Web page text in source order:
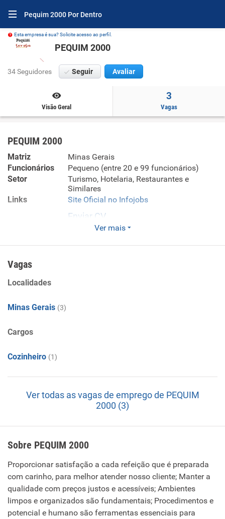
Pequim 2000 Por Dentro
Esta empresa é sua? Solicite acesso ao perfil.
PEQUIM 2000
34 Seguidores Seguir Avaliar
Visão Geral
3
Vagas
PEQUIM 2000
Matriz
Minas Gerais
Funcionários
Pequeno (entre 20 e 99 funcionários)
Setor
Turismo, Hotelaria, Restaurantes e
Similares
Links
Site Oficial no Infojobs
Enviar CV
Ver mais
Vagas
Localidades
Minas Gerais (3)
Cargos
Cozinheiro (1)
Ver todas as vagas de emprego de PEQUIM
2000 (3)
Sobre PEQUIM 2000
Proporcionar satisfação a cada refeição que é preparada
com carinho, para melhor atender nosso cliente; Manter a
qualidade com preços justos e acessíveis; Ambientes
limpos e organizados são fundamentais; Procedimentos e
potencial e humano são ferramentas essenciais para